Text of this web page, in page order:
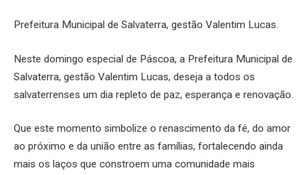
Prefeitura Municipal de Salvaterra, gestão Valentim Lucas.
Neste domingo especial de Páscoa, a Prefeitura Municipal de
Salvaterra, gestão Valentim Lucas, deseja a todos os
salvaterrenses um dia repleto de paz, esperança e renovação.
Que este momento simbolize o renascimento da fé, do amor
ao próximo e da união entre as famílias, fortalecendo ainda
mais os laços que constroem uma comunidade mais